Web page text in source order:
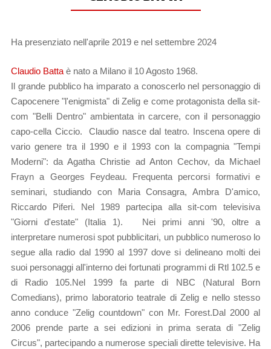
Ha presenziato nell'aprile 2019 e nel settembre 2024
Claudio Batta è nato a Milano il 10 Agosto 1968.
Il grande pubblico ha imparato a conoscerlo nel personaggio di
Capocenere "l'enigmista" di Zelig e come protagonista della sit-
com "Belli Dentro" ambientata in carcere, con il personaggio
capo-cella Ciccio. Claudio nasce dal teatro. Inscena opere di
vario genere tra il 1990 e il 1993 con la compagnia "Tempi
Moderni": da Agatha Christie ad Anton Cechov, da Michael
Frayn a Georges Feydeau. Frequenta percorsi formativi e
seminari, studiando con Maria Consagra, Ambra D'amico,
Riccardo Piferi. Nel 1989 partecipa alla sit-com televisiva
"Giorni d'estate" (Italia 1). Nei primi anni '90, oltre a
interpretare numerosi spot pubblicitari, un pubblico numeroso lo
segue alla radio dal 1990 al 1997 dove si delineano molti dei
suoi personaggi all'interno dei fortunati programmi di Rtl 102.5 e
di Radio 105.Nel 1999 fa parte di NBC (Natural Born
Comedians), primo laboratorio teatrale di Zelig e nello stesso
anno conduce "Zelig countdown" con Mr. Forest.Dal 2000 al
2006 prende parte a sei edizioni in prima serata di "Zelig
Circus", partecipando a numerose speciali dirette televisive. Ha